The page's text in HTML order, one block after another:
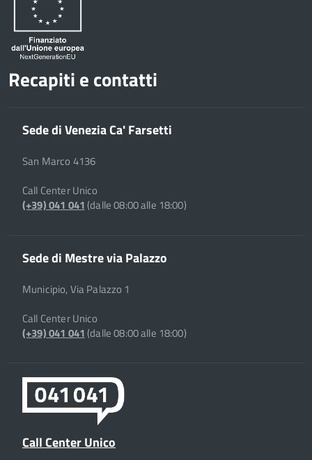
Recapiti e contatti
Sede di Venezia Ca' Farsetti
San Marco 4136
Call Center Unico
(+39) 041 041(dalle 08:00 alle 18:00)
Sede di Mestre via Palazzo
Municipio, Via Palazzo 1
Call Center Unico
(+39) 041 041(dalle 08:00 alle 18:00)
Call Center Unico